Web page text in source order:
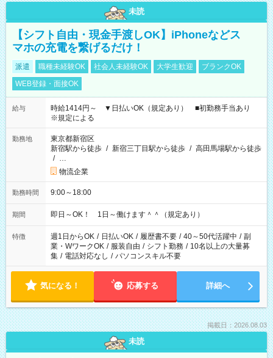
未読
【シフト自由・現金手渡しOK】iPhoneなどス
マホの充電を繋げるだけ！
派遣 職種未経験OK 社会人未経験OK 大学生歓迎
ブランクOK
WEB登録・面接OK
給与
時給1414円～ ▼日払いOK（規定あり） ■初勤務手当あり
※規定による
勤務地
東京都新宿区
新宿駅から徒歩 / 新宿三丁目駅から徒歩 / 高田馬場駅から徒歩
/ …
物流企業
勤務時間 9:00～18:00
期間 即日～OK！ 1日～働けます＾＾（規定あり）
特徴 週1日からOK / 日払いOK / 履歴書不要 / 40～50代活躍中 / 副
業・WワークOK / 服装自由 / シフト勤務 / 10名以上の大量募
集 / 電話対応なし / パソコンスキル不要
気になる！ 応募する 詳細へ
掲載日：2026.08.03
未読